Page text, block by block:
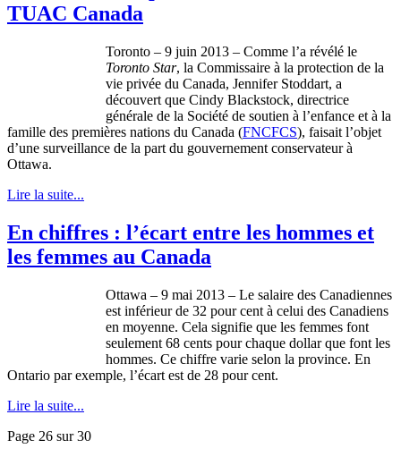
TUAC Canada
Toronto – 9 juin 2013 – Comme l’a révélé le
Toronto Star, la Commissaire à la protection de la
vie privée du Canada, Jennifer Stoddart, a
découvert que Cindy Blackstock, directrice
générale de la Société de soutien à l’enfance et à la
famille des premières nations du Canada (FNCFCS), faisait l’objet
d’une surveillance de la part du gouvernement conservateur à
Ottawa.
Lire la suite...
En chiffres : l’écart entre les hommes et
les femmes au Canada
Ottawa – 9 mai 2013 – Le salaire des Canadiennes
est inférieurde 32 pour cent à celui des Canadiens
en moyenne. Cela signifie que les femmes font
seulement 68 cents pourchaque dollarque font les
hommes. Ce chiffre varie selon la province. En
Ontario parexemple, l’écart est de 28 pour cent.
Lire la suite...
Page 26 sur 30